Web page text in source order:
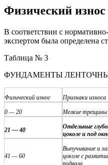
Физический
В соответствии с
экспертом была определена
Таблица № 3
ФУНДАМЕНТЫ
Физический износ Признаки износа
0 — 20 Мелкие трещины
21 — 40
Отдельные
цоколе и под
41 — 60
Выпучивание и
цоколе с
подвала